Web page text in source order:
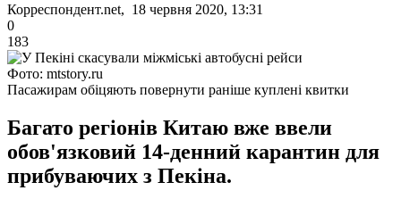
Корреспондент.net, 18 червня 2020, 13:31
0
183
Фото: mtstory.ru
Пасажирам обіцяють повернути раніше куплені квитки
Багато регіонів Китаю вже ввели
обов'язковий 14-денний карантин для
прибуваючих з Пекіна.